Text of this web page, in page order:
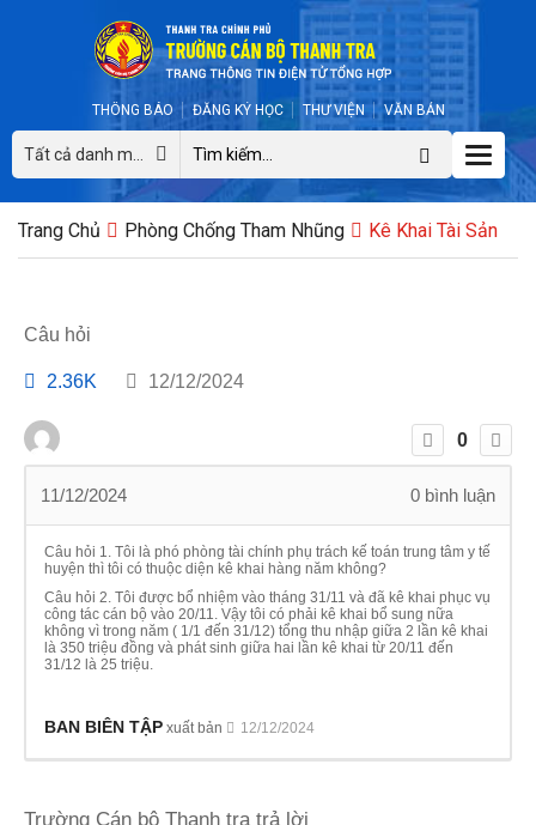
THÔNG BÁO ĐĂNG KÝ HỌC THƯ VIỆN VĂN BẢN
Tất cả danh mục
Toggle
Trang Chủ Phòng Chống Tham Nhũng Kê Khai Tài Sản
Câu hỏi
2.36K 12/12/2024
0
11/12/2024 0 bình luận
Câu hỏi 1. Tôi là phó phòng tài chính phụ trách kế toán trung tâm y tế
huyện thì tôi có thuộc diện kê khai hàng năm không?
Câu hỏi 2. Tôi được bổ nhiệm vào tháng 31/11 và đã kê khai phục vụ
công tác cán bộ vào 20/11. Vậy tôi có phải kê khai bổ sung nữa
không vì trong năm ( 1/1 đến 31/12) tổng thu nhập giữa 2 lần kê khai
là 350 triệu đồng và phát sinh giữa hai lần kê khai từ 20/11 đến
31/12 là 25 triệu.
BAN BIÊN TẬP xuất bản 12/12/2024
Trường Cán bộ Thanh tra trả lời